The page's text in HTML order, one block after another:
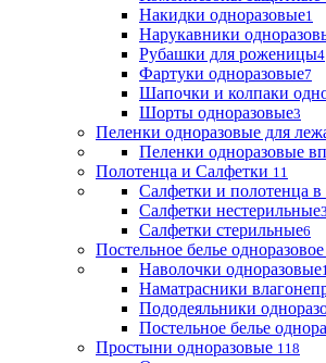
Накидки одноразовые1
Нарукавники
Рубашки для роженицы4
Фартуки одноразовые7
Шапочки и колпаки
Шорты одноразовые3
Пеленки одноразовые для
Пеленки одноразовые
Полотенца и Салфетки 11
Салфетки и полотенца в
Салфетки нестерильные3
Салфетки стерильные6
Постельное белье одноразовое
Наволочки одноразовые
Наматрасники
Пододеяльники
Постельное белье
Простыни одноразовые 118